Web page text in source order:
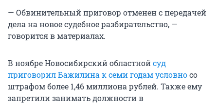
— Обвинительный приговор отменен с передачей
дела на новое судебное разбирательство, —
говорится в материалах.
В ноябре Новосибирский областнойсуд
приговорил Бажилина к семи годам условносо
штрафом более 1,46 миллиона рублей. Также ему
запретили занимать должности в